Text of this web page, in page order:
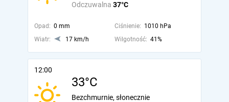
Odczuwalna 37°C
Opad: 0 mm Ciśnienie: 1010 hPa
Wiatr:
17 km/h Wilgotność: 41%
12:00
33°C
Bezchmurnie, słonecznie